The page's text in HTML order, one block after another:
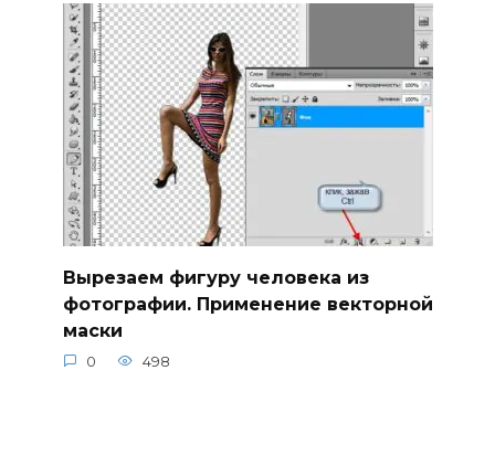
Вырезаем фигуру человека из
фотографии. Применение векторной
маски
0 498